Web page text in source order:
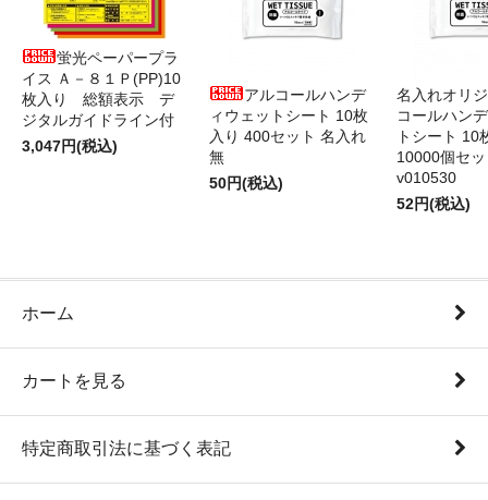
蛍光ペーパープラ
イス Ａ－８１Ｐ(PP)10
枚入り 総額表示 デ
ジタルガイドライン付
3,047円(税込)
アルコールハンデ
ィウェットシート 10枚
入り 400セット 名入れ
無
50円(税込)
名入れオリ
コールハン
トシート 10
10000個セ
v010530
52円(税込)
ホーム
カートを見る
特定商取引法に基づく表記